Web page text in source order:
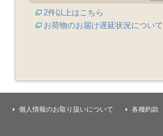
2件以上はこちら
お荷物のお届け遅延状況について
個人情報のお取り扱いについて 各種約款